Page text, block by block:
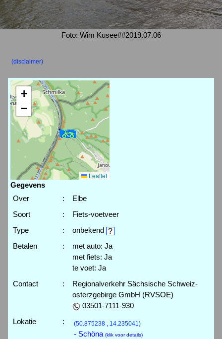
Foto: Wim Kusee##2019.07.06
(disclaimer)
+
−
Leaflet
Gegevens
Over
:
Elbe
Soort
:
Fiets-voetveer
Type
:
onbekend
Betalen
:
met auto: Ja
met fiets: Ja
te voet: Ja
Contact
:
Regionalverkehr Sächsische Schweiz-
osterzgebirge GmbH (RVSOE)
03501-7111-930
Lokatie
: (50.875238 , 14.235041)
- Schöna (klik voor details)